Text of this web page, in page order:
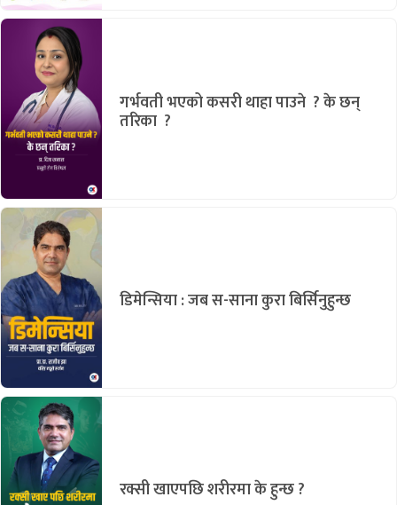
गर्भवती भएको कसरी थाहा पाउने ? के छन्
तरिका ?
डिमेन्सिया : जब स-साना कुरा बिर्सिनुहुन्छ
रक्सी खाएपछि शरीरमा के हुन्छ ?